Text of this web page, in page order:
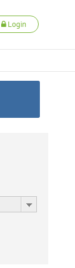
Login